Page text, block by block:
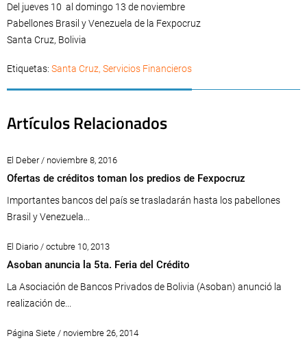
Del jueves 10 al domingo 13 de noviembre
Pabellones Brasil y Venezuela de la Fexpocruz
Santa Cruz, Bolivia
Etiquetas: Santa Cruz, Servicios Financieros
Artículos Relacionados
El Deber / noviembre 8, 2016
Ofertas de créditos toman los predios de Fexpocruz
Importantes bancos del país se trasladarán hasta los pabellones
Brasil y Venezuela...
El Diario / octubre 10, 2013
Asoban anuncia la 5ta. Feria del Crédito
La Asociación de Bancos Privados de Bolivia (Asoban) anunció la
realización de...
Página Siete / noviembre 26, 2014